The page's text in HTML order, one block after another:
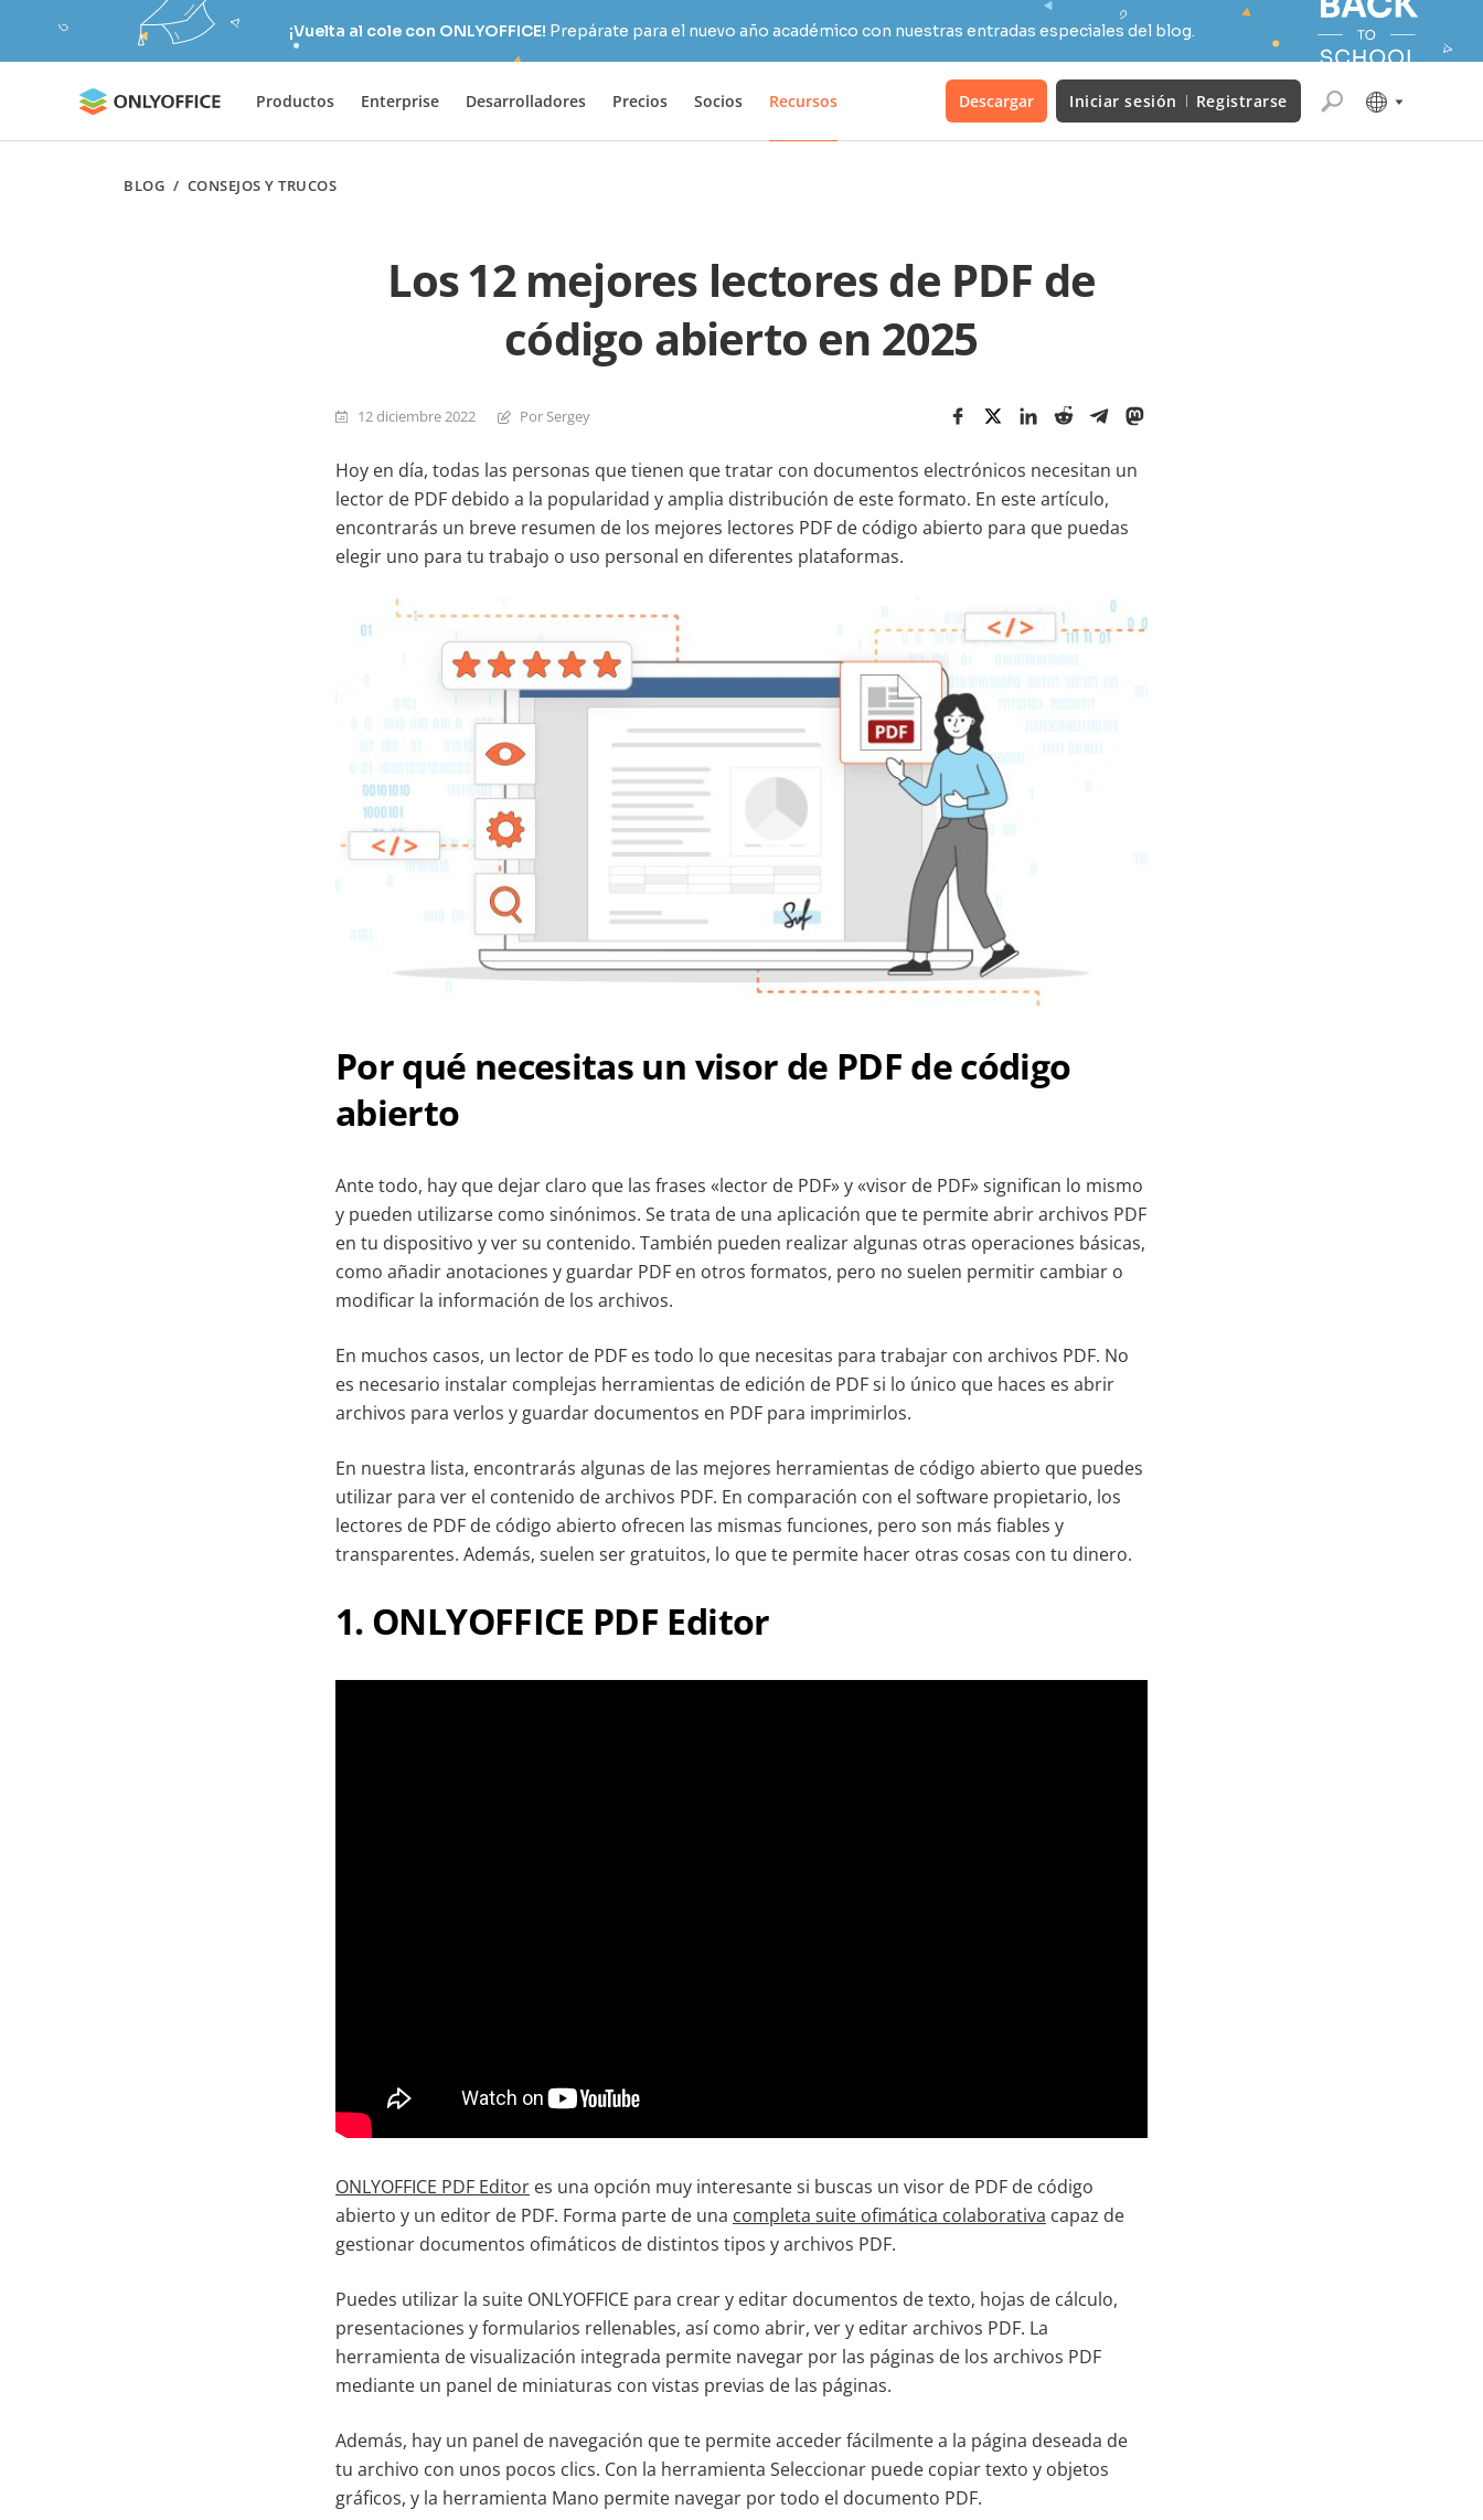
¡Vuelta al cole con ONLYOFFICE! Prepárate para el nuevo año académico con nuestras entradas especiales del blog.
Productos Enterprise Desarrolladores Precios Socios Recursos Descargar Iniciar sesión Registrarse
BLOG / CONSEJOS Y TRUCOS
Los 12 mejores lectores de PDF de
código abierto en 2025
12 diciembre 2022 Por Sergey
Hoy en día, todas las personas que tienen que tratar con documentos electrónicos necesitan un
lector de PDF debido a la popularidad y amplia distribución de este formato. En este artículo,
encontrarás un breve resumen de los mejores lectores PDF de código abierto para que puedas
elegir uno para tu trabajo o uso personal en diferentes plataformas.
Por qué necesitas un visor de PDF de código
abierto
Ante todo, hay que dejar claro que las frases «lector de PDF» y «visor de PDF» significan lo mismo
y pueden utilizarse como sinónimos. Se trata de una aplicación que te permite abrir archivos PDF
en tu dispositivo y ver su contenido. También pueden realizar algunas otras operaciones básicas,
como añadir anotaciones y guardar PDF en otros formatos, pero no suelen permitir cambiar o
modificar la información de los archivos.
En muchos casos, un lector de PDF es todo lo que necesitas para trabajar con archivos PDF. No
es necesario instalar complejas herramientas de edición de PDF si lo único que haces es abrir
archivos para verlos y guardar documentos en PDF para imprimirlos.
En nuestra lista, encontrarás algunas de las mejores herramientas de código abierto que puedes
utilizar para ver el contenido de archivos PDF. En comparación con el software propietario, los
lectores de PDF de código abierto ofrecen las mismas funciones, pero son más fiables y
transparentes. Además, suelen ser gratuitos, lo que te permite hacer otras cosas con tu dinero.
1. ONLYOFFICE PDF Editor
ONLYOFFICE PDF Editor es una opción muy interesante si buscas un visor de PDF de código
abierto y un editor de PDF. Forma parte de una completa suite ofimática colaborativa capaz de
gestionar documentos ofimáticos de distintos tipos y archivos PDF.
Puedes utilizar la suite ONLYOFFICE para crear y editar documentos de texto, hojas de cálculo,
presentaciones y formularios rellenables, así como abrir, ver y editar archivos PDF. La
herramienta de visualización integrada permite navegar por las páginas de los archivos PDF
mediante un panel de miniaturas con vistas previas de las páginas.
Además, hay un panel de navegación que te permite acceder fácilmente a la página deseada de
tu archivo con unos pocos clics. Con la herramienta Seleccionar puede copiar texto y objetos
gráficos, y la herramienta Mano permite navegar por todo el documento PDF.